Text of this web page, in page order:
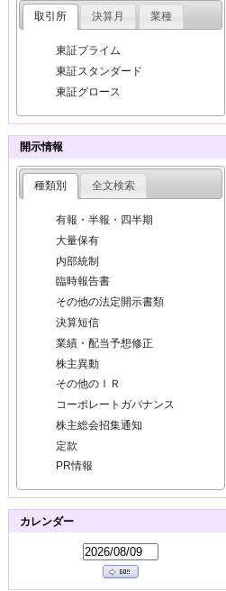
取引所 決算月 業種
東証プライム
東証スタンダード
東証グロース
開示情報
種類別 全文検索
有報・半報・四半期
大量保有
内部統制
臨時報告書
その他の法定開示書類
決算短信
業績・配当予想修正
株主異動
その他のＩＲ
コーポレートガバナンス
株主総会招集通知
定款
PR情報
カレンダー